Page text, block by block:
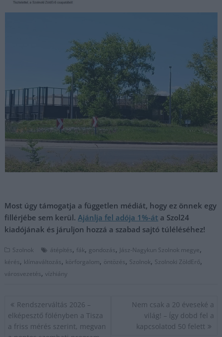
Most úgy támogatja a független médiát, hogy ez önnek egy
fillérjébe sem kerül.Ajánlja fel adója 1%-át a Szol24
kiadójának és járuljon hozzá a szabad sajtó túléléséhez!
Szolnok átépítés, fák, gondozás, Jász-Nagykun Szolnok megye,
kérés, klímaváltozás, körforgalom, öntözés, Szolnok, Szolnoki ZöldErő,
városvezetés,vízhiány
Bejegyzés
navigáció
Rendszerváltás 2026 –
elképesztő fölényben a Tisza
a friss mérés szerint, megvan
Nem csak a 20 éveseké a
világ! – Így dobd fel a
kapcsolatod 50 felett